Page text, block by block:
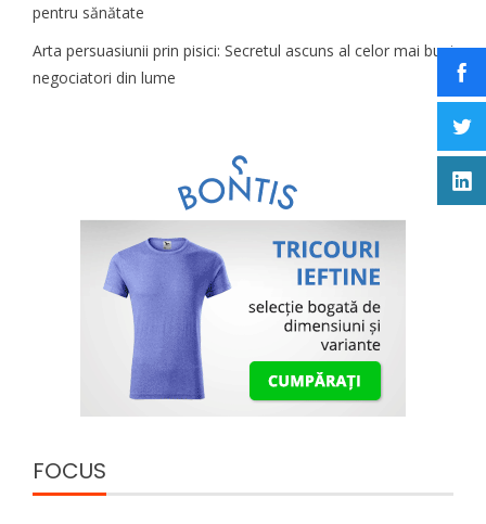
pentru sănătate
Arta persuasiunii prin pisici: Secretul ascuns al celor mai buni
negociatori din lume
FOCUS